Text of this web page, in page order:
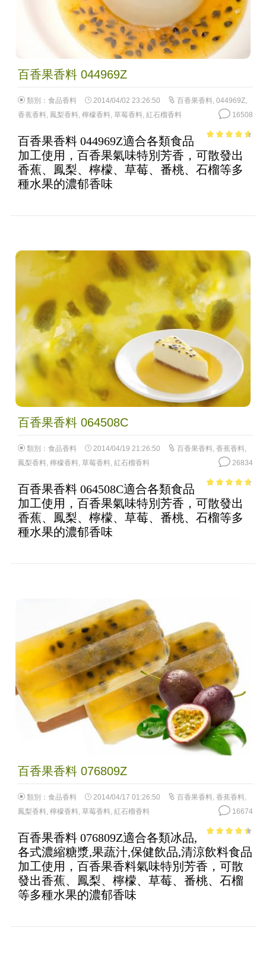
百香果香料 044969Z
類別： 食品香料 2014/04/02 23:26:50 百香果香料 044969Z,
香蕉香料 鳳梨香料 檸檬香料 草莓香料 紅石榴香料 16508
of 5
百香果香料 044969Z適合各類食品
加工使用，百香果氣味特別芳香，可散發出
香蕉、鳳梨、檸檬、草莓、番桃、石榴等多
種水果的濃郁香味
百香果香料 064508C
類別： 食品香料 2014/04/19 21:26:50 百香果香料 香蕉香料
鳳梨香料 檸檬香料 草莓香料 紅石榴香料 26834
5
百香果香料 064508C適合各類食品
加工使用，百香果氣味特別芳香，可散發出
香蕉、鳳梨、檸檬、草莓、番桃、石榴等多
種水果的濃郁香味
百香果香料 076809Z
類別： 食品香料 2014/04/17 01:26:50 百香果香料 香蕉香料
鳳梨香料 檸檬香料 草莓香料 紅石榴香料 16674
of 5
百香果香料 076809Z適合各類冰品,
各式濃縮糖漿,果蔬汁,保健飲品,清涼飲料食品
加工使用，百香果香料氣味特別芳香，可散
發出香蕉、鳳梨、檸檬、草莓、番桃、石榴
等多種水果的濃郁香味